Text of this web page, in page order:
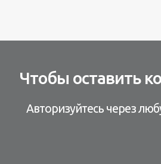
Чтобы оставить
Авторизуйтесь через